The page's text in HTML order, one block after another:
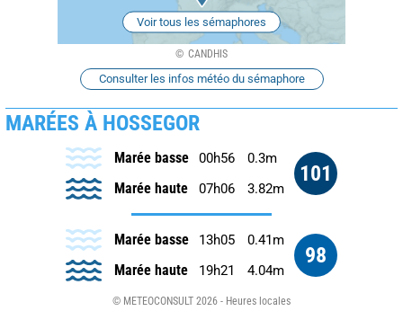
Voir tous les sémaphores
CANDHIS
Consulter les infos météo du sémaphore
MARÉES À HOSSEGOR
101
Marée basse 00h56 0.3m
Marée haute 07h06 3.82m
98
Marée basse 13h05 0.41m
Marée haute 19h21 4.04m
© METEOCONSULT 2026 - Heures locales